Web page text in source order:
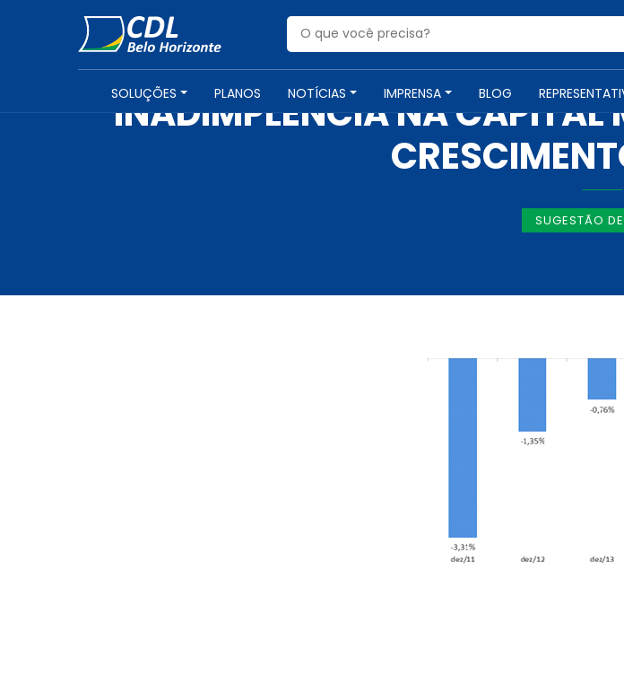
SOLUÇÕES PLANOS NOTÍCIAS IMPRENSA BLOG
IMPRENSA -28 DE
INADIMPLÊNCIA NA CAPITAL
SUGESTÃO